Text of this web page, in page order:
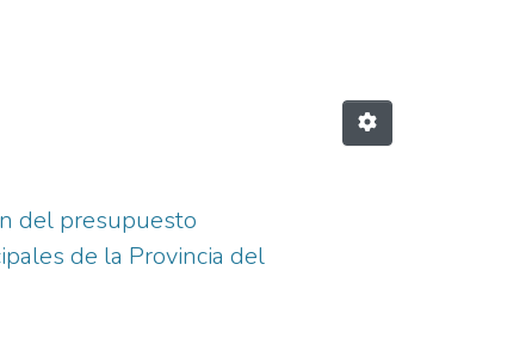
del presupuesto
de la Provincia del